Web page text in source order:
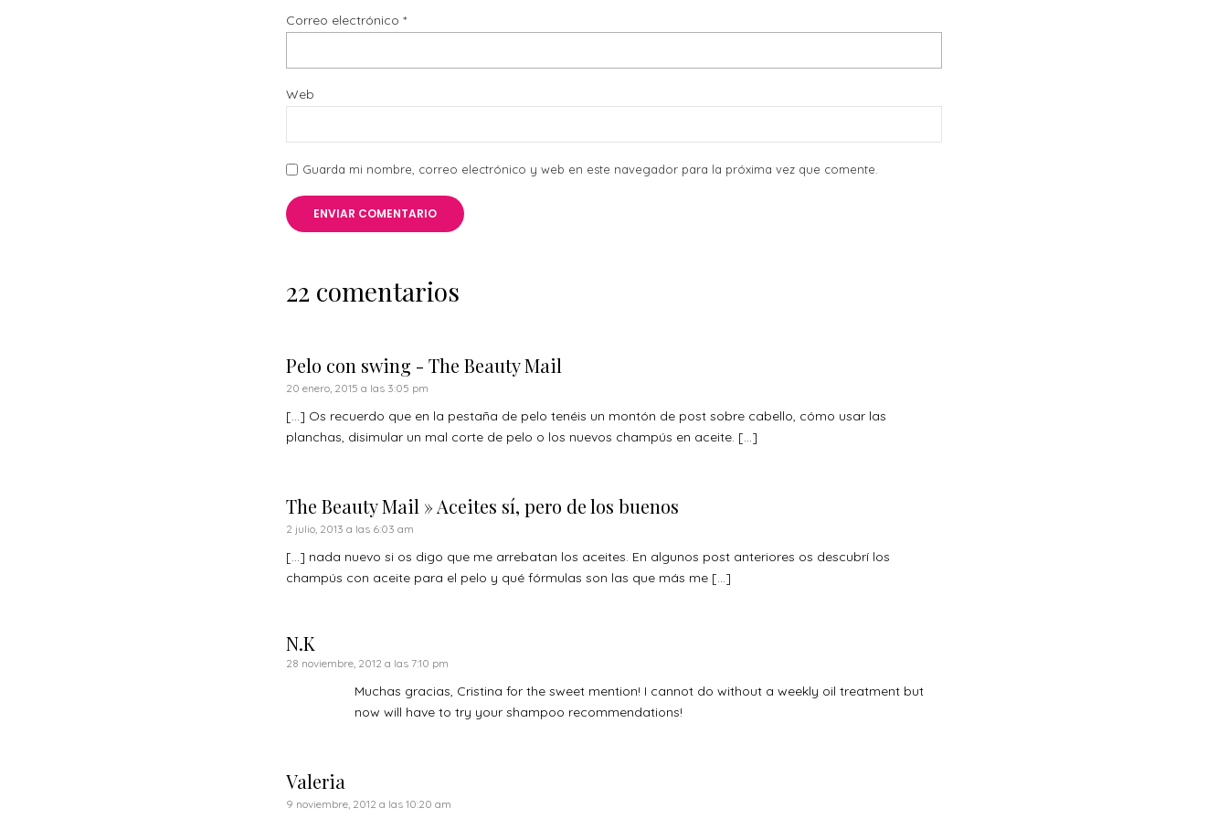
Correo electrónico *
Web
Guarda mi nombre, correo electrónico y web en este navegador para la próxima vez que comente.
22 comentarios
Pelo con swing - The Beauty Mail
20 enero, 2015 a las 3:05 pm
[…] Os recuerdo que en la pestaña de pelo tenéis un montón de post sobre cabello, cómo usar las
planchas, disimular un mal corte de pelo o los nuevos champús en aceite. […]
The Beauty Mail » Aceites sí, pero de los buenos
2 julio, 2013 a las 6:03 am
[…] nada nuevo si os digo que me arrebatan los aceites. En algunos post anteriores os descubrí los
champús con aceite para el pelo y qué fórmulas son las que más me […]
N.K
28 noviembre, 2012 a las 7:10 pm
Muchas gracias, Cristina for the sweet mention! I cannot do without a weekly oil treatment but
now will have to try your shampoo recommendations!
Valeria
9 noviembre, 2012 a las 10:20 am